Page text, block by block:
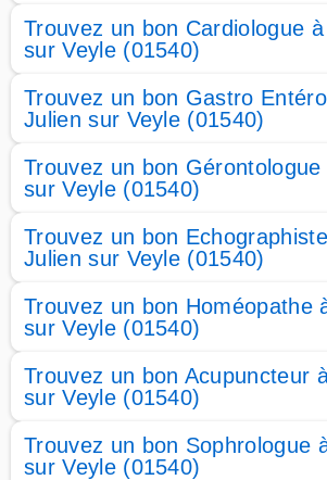
Trouvez un bon Cardiologue
sur Veyle (01540)
Trouvez un bon Gastro
Julien sur Veyle (01540)
Trouvez un bon
sur Veyle (01540)
Trouvez un bon
Julien sur Veyle (01540)
Trouvez un bon Homéopathe
sur Veyle (01540)
Trouvez un bon Acupuncteur
sur Veyle (01540)
Trouvez un bon Sophrologue
sur Veyle (01540)